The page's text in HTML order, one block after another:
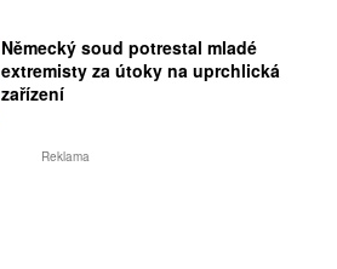
Německý soud potrestal mladé
extremisty za útoky na uprchlická
zařízení
Reklama